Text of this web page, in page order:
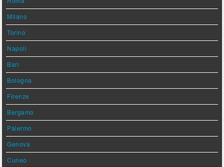
Milano
Torino
Napoli
Bari
Bologna
Firenze
Bergamo
Palermo
Genova
Cuneo